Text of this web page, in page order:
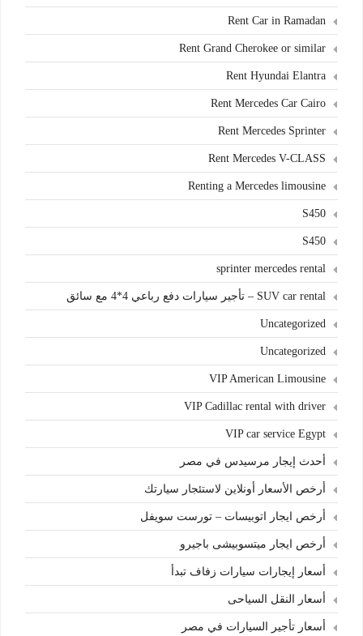
Rent Car in Ramadan
Rent Grand Cherokee or similar
Rent Hyundai Elantra
Rent Mercedes Car Cairo
Rent Mercedes Sprinter
Rent Mercedes V-CLASS
Renting a Mercedes limousine
S450
S450
sprinter mercedes rental
SUV car rental – تأجير سيارات دفع رباعي 4*4 مع سائق
Uncategorized
Uncategorized
VIP American Limousine
VIP Cadillac rental with driver
VIP car service Egypt
أحدث إيجار مرسيدس في مصر
أرخص الأسعار أونلاين لاستئجار سيارتك
أرخص ايجار اتوبيسات – تورست سويفل
أرخص ايجار ميتسوبيشى باجيرو
أسعار إيجارات سيارات زفاف تبدأ
أسعار النقل السياحى
أسعار تأجير السيارات في مصر